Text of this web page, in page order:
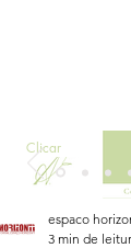
Clicar
espaco
3 min de